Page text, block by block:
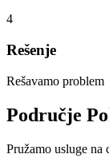
4
Rešenje
Rešavamo problem
Područje
Pružamo usluge